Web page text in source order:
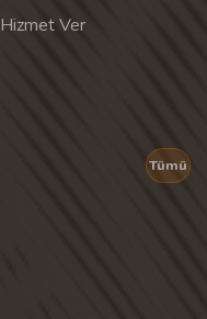
Hizmet Ver
Tümü